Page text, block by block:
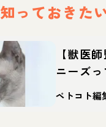
知っておきた
【獣医
ニーズ
性格・
徴・迎
ペトコト編